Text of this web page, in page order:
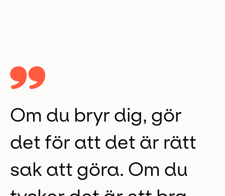
Om du bryr dig, gör
det för att det är rätt
sak att göra. Om du